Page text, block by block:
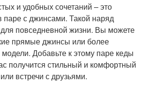
и удобных сочетаний – это
паре с джинсами. Такой наряд
повседневной жизни. Вы можете
прямые джинсы или более
Добавьте к этому паре кеды
получится стильный и комфортный
встречи с друзьями.